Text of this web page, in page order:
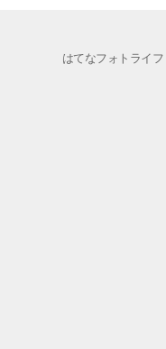
はてなフォトライフ